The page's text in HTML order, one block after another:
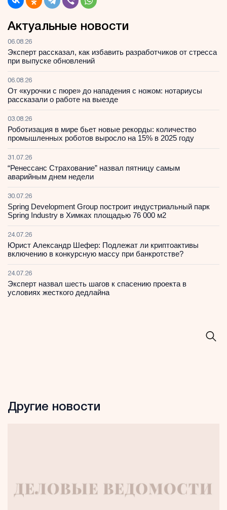
Актуальные новости
06.08.26
Эксперт рассказал, как избавить разработчиков от стресса
при выпуске обновлений
06.08.26
От «курочки с пюре» до нападения с ножом: нотариусы
рассказали о работе на выезде
03.08.26
Роботизация в мире бьет новые рекорды: количество
промышленных роботов выросло на 15% в 2025 году
31.07.26
“Ренессанс Страхование” назвал пятницу самым
аварийным днем недели
30.07.26
Spring Development Group построит индустриальный парк
Spring Industry в Химках площадью 76 000 м2
24.07.26
Юрист Александр Шефер: Подлежат ли криптоактивы
включению в конкурсную массу при банкротстве?
24.07.26
Эксперт назвал шесть шагов к спасению проекта в
условиях жесткого дедлайна
Другие новости